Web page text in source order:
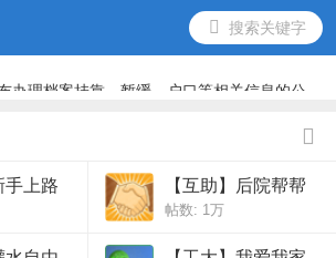
搜索关键字
办理档案挂靠、暂缓、户口等相关信息的公
必须到新手上路版块报到之后才能在其他版
手上路 【互助】后院帮帮
帖数: 1万